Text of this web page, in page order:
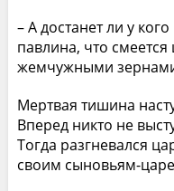
– А достанет ли у
павлина, что
жемчужными
Мертвая тишина
Вперед никто не
Тогда разгневался
своим сыновьям-